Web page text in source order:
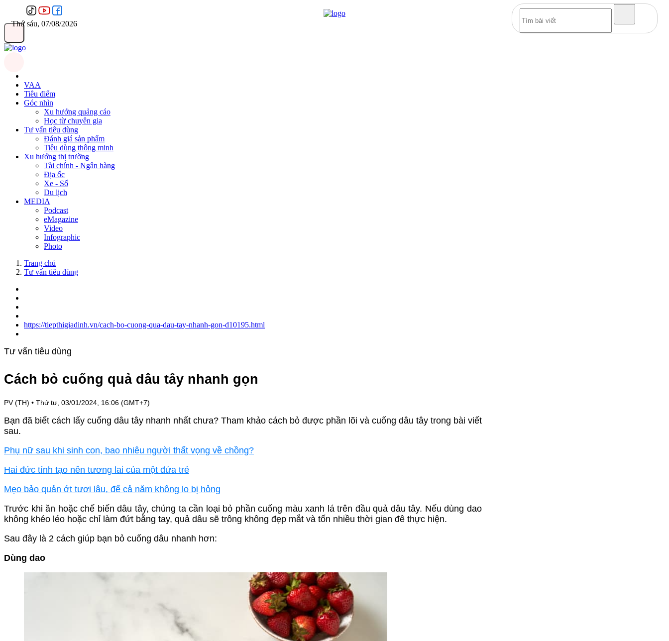
Thứ sáu, 07/08/2026
VAA
Tiêu điểm
Góc nhìn
Xu hướng quảng cáo
Học từ chuyên gia
Tư vấn tiêu dùng
Đánh giá sản phẩm
Tiêu dùng thông minh
Xu hướng thị trường
Tài chính - Ngân hàng
Địa ốc
Xe - Số
Du lịch
MEDIA
Podcast
eMagazine
Video
Infographic
Photo
Trang chủ
Tư vấn tiêu dùng
https://tiepthigiadinh.vn/cach-bo-cuong-qua-dau-tay-nhanh-gon-d10195.html
Tư vấn tiêu dùng
Cách bỏ cuống quả dâu tây nhanh gọn
PV (TH) • Thứ tư, 03/01/2024, 16:06 (GMT+7)
Bạn đã biết cách lấy cuống dâu tây nhanh nhất chưa? Tham khảo cách bỏ được phần lõi và cuống dâu tây trong bài viết
sau.
Phụ nữ sau khi sinh con, bao nhiêu người thất vọng về chồng?
Hai đức tính tạo nên tương lai của một đứa trẻ
Mẹo bảo quản ớt tươi lâu, để cả năm không lo bị hỏng
Trước khi ăn hoặc chế biến dâu tây, chúng ta cần loại bỏ phần cuống màu xanh lá trên đầu quả dâu tây. Nếu dùng dao
không khéo léo hoặc chỉ làm đứt bằng tay, quả dâu sẽ trông không đẹp mắt và tốn nhiều thời gian đê thực hiện.
Sau đây là 2 cách giúp bạn bỏ cuống dâu nhanh hơn:
Dùng dao